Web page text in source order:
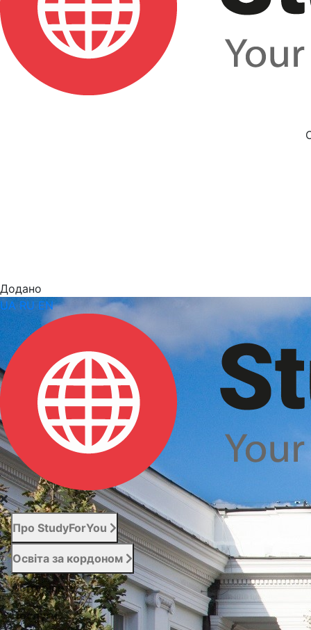
Додано
UA RU EN
Про StudyForYou
Освіта за кордоном
Абітурієнту
Послуги